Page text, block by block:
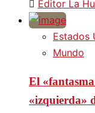
Editor La
Estados
Mundo
El
«izquierda»